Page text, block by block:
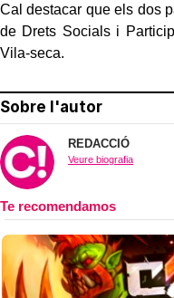
Cal destacar que els dos
de Drets Socials i
Vila-seca.
Sobre l'autor
REDACCIÓ
Veure biografia